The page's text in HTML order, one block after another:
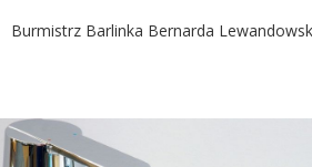
Burmistrz Barlinka Bernarda